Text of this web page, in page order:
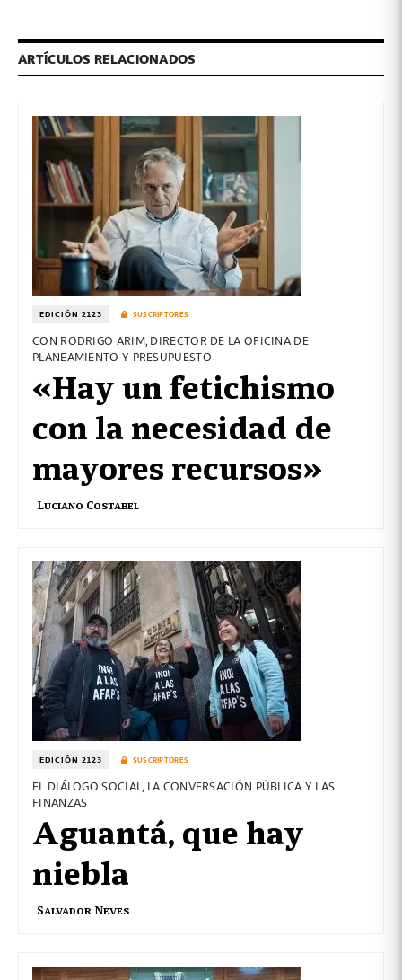
ARTÍCULOS RELACIONADOS
EDICIÓN 2123 SUSCRIPTORES
CON RODRIGO ARIM, DIRECTOR DE LA OFICINA DE
PLANEAMIENTO Y PRESUPUESTO
«Hay un fetichismo
con la necesidad de
mayores recursos»
Luciano Costabel
EDICIÓN 2123 SUSCRIPTORES
EL DIÁLOGO SOCIAL, LA CONVERSACIÓN PÚBLICA Y LAS
FINANZAS
Aguantá, que hay
niebla
Salvador Neves